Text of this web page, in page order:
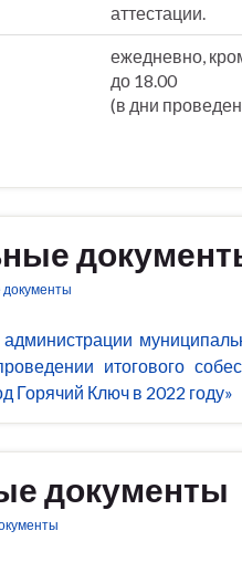
аттестации.
ежедневно,
до 18.00
(в дни
итогового
Горячий Ключ в 2022 году»
документы